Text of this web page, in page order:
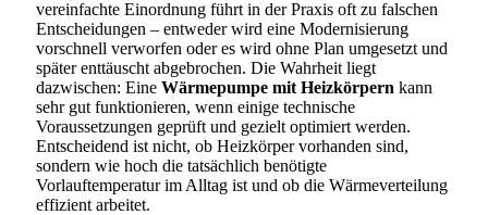
vereinfachte Einordnung führt in der Praxis oft zu falschen
Entscheidungen – entweder wird eine Modernisierung
vorschnell verworfen oder es wird ohne Plan umgesetzt und
später enttäuscht abgebrochen. Die Wahrheit liegt
dazwischen: Eine Wärmepumpe mit Heizkörpern kann
sehr gut funktionieren, wenn einige technische
Voraussetzungen geprüft und gezielt optimiert werden.
Entscheidend ist nicht, ob Heizkörper vorhanden sind,
sondern wie hoch die tatsächlich benötigte
Vorlauftemperatur im Alltag ist und ob die Wärmeverteilung
effizient arbeitet.